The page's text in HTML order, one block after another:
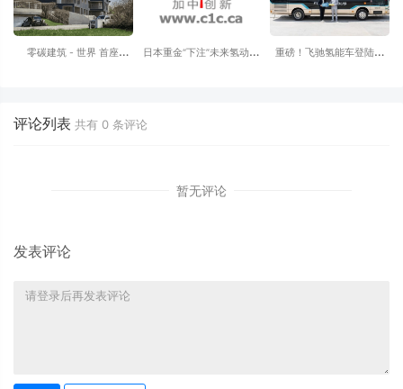
零碳建筑 - 世界 首座
日本重金“下注”未来氢动力
重磅！飞驰氢能车登陆香
评论列表 共有 0 条评论
暂无评论
发表评论